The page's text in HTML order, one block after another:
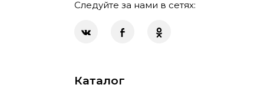
Следуйте за нами в сетях:
Каталог